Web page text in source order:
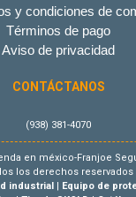
y condiciones de
Términos de pago
Aviso de privacidad
CONTÁCTANOS
(938) 381-4070
en méxico-Franjoe
los derechos reservados
industrial
Equipo de